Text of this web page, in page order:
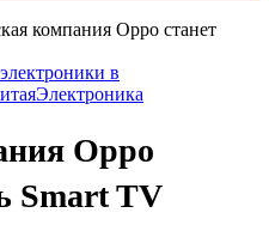
компания Oppo станет
в
Электроника
Oppo
Smart TV